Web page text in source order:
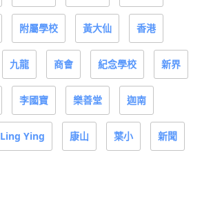
附屬學校 黃大仙 香港
九龍 商會 紀念學校 新界
李國寶 樂善堂 迦南
Ling Ying 康山 葉小 新聞